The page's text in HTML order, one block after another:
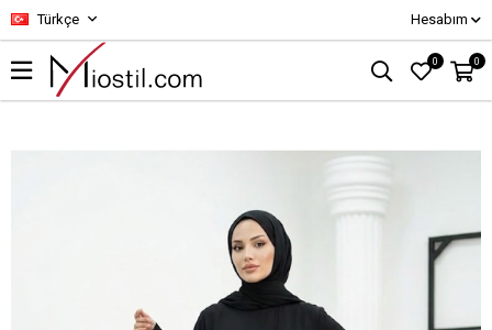
Türkçe Hesabım
0 0